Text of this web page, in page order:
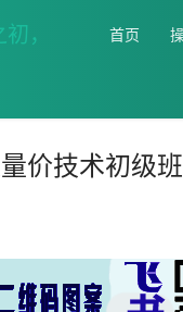
首页
价技术初级